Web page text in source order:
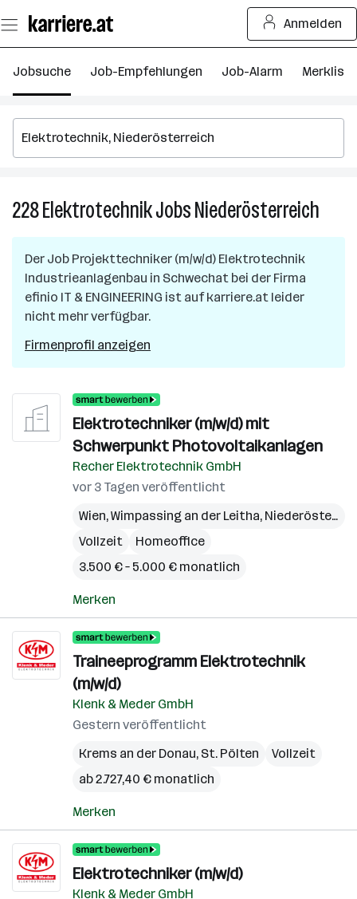
Seiteninhalt
springen
Anmelden
Jobsuche Job-Empfehlungen Job-Alarm Merkliste
228ElektrotechnikJobsNiederösterreich
Jobs
Der Job Projekttechniker (m/w/d) Elektrotechnik
Industrieanlagenbau in Schwechat bei der Firma
efinio IT & ENGINEERING ist auf karriere.at leider
nicht mehr verfügbar.
Firmenprofil anzeigen
Elektrotechniker (m/w/d) mit
Schwerpunkt Photovoltaikanlagen
Recher Elektrotechnik GmbH
vor 3 Tagen veröffentlicht
Wien,Wimpassing an der Leitha, Niederösterreich
Vollzeit
Homeoffice
3.500 € – 5.000 € monatlich
Merken
Traineeprogramm Elektrotechnik
(m/w/d)
Klenk & Meder GmbH
Gestern veröffentlicht
Krems an der Donau, St. Pölten
Vollzeit
ab 2.727,40 € monatlich
Merken
Elektrotechniker (m/w/d)
Klenk & Meder GmbH